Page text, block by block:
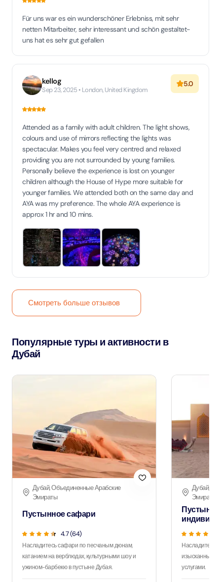
Für uns war es ein wunderschöner Erlebniss, mit sehr
netten Mitarbeiter, sehr interessant und schön gestaltet-
uns hat es sehr gut gefallen
kellog
Sep 23, 2025 • London, United Kingdom
5.0
Attended as a family with adult children. The light shows,
colours and use of mirrors reflecting the lights was
spectacular. Makes you feel very centred and relaxed
providing you are not surrounded by young families.
Personally believe the experience is lost on younger
children although the House of Hype more suitable for
younger families. We attended both on the same day and
AYA was my preference. The whole AYA experience is
approx 1 hr and 10 mins.
Смотреть больше отзывов
Популярные туры и активности в
Дубай
Дубай, Объединенные Арабские
Эмираты
Пустынное сафари
4.7 (64)
Насладитесь сафари по песчаным дюнам,
катанием на верблюдах, культурными шоу и
ужином-барбекю в пустыне Дубая.
Дубай,
Эмираты
Насладитесь
изысканным
услугами.